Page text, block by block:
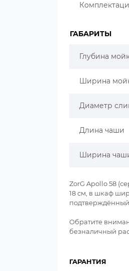
ГАБАРИТЫ
Глубина
Ширина
Диаметр
Длина чаши
Ширина
ZorG Apollo 58
18 см, в шкаф
подтверждённый
Обратите
безналичный
ГАРАНТИЯ